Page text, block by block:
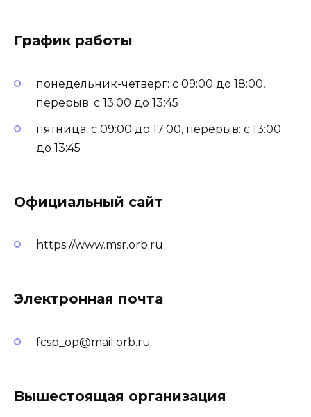
График работы
понедельник-четверг: с 09:00 до 18:00,
перерыв: с 13:00 до 13:45
пятница: с 09:00 до 17:00, перерыв: с 13:00
до 13:45
Официальный сайт
https://www.msr.orb.ru
Электронная почта
fcsp_op@mail.orb.ru
Вышестоящая организация